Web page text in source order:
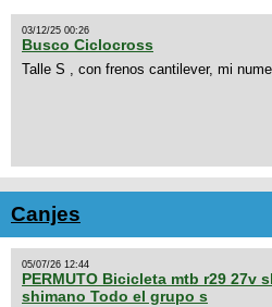
03/12/25 00:26
Busco Ciclocross
Talle S , con frenos cantilever, mi
Canjes
05/07/26 12:44
PERMUTO Bicicleta mtb r29 27v
shimano Todo el grupo s